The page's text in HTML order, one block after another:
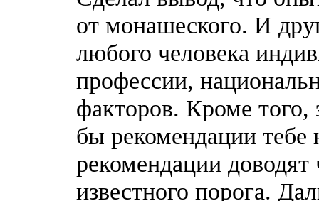
от монашеского. И
любого человека
профессии,
факторов. Кроме того,
бы рекомендации
рекомендации доводят
известного порога.